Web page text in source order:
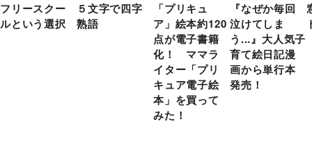
フリースクー
ルという選択
５文字で四字
熟語
「プリキュ
ア」絵本約120
点が電子書籍
化！ ママラ
イター「プリ
キュア電子絵
本」を買って
みた！
『なぜか毎回
泣けてしま
う...』大人気子
育て絵日記漫
画から単行本
発売！